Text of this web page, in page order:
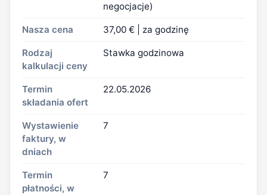
negocjacje)
Nasza cena 37,00 € | za godzinę
Rodzaj
kalkulacji ceny
Stawka godzinowa
Termin
składania ofert
22.05.2026
Wystawienie
faktury, w
dniach
7
Termin
płatności, w
7